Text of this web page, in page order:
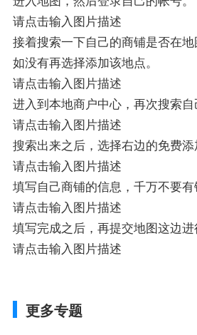
请点击输入图片描述
接着搜索一下自己的商铺是否在地
如没有再选择添加该地点。
请点击输入图片描述
进入到本地商户中心，再次搜索自
请点击输入图片描述
搜索出来之后，选择右边的免费添
请点击输入图片描述
填写自己商铺的信息，千万不要有
请点击输入图片描述
填写完成之后，再提交地图这边进
请点击输入图片描述
更多专题